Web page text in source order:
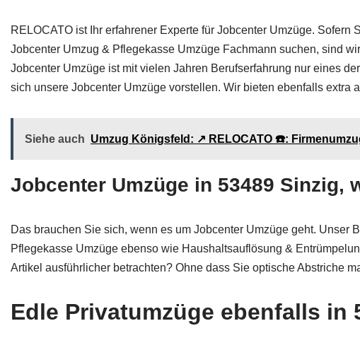
RELOCATO ist Ihr erfahrener Experte für Jobcenter Umzüge.
Jobcenter Umzug & Pflegekasse Umzüge Fachmann suchen, sind
Jobcenter Umzüge ist mit vielen Jahren Berufserfahrung nur eines
sich unsere Jobcenter Umzüge vorstellen. Wir bieten ebenfalls extra
Siehe auch Umzug Königsfeld: ↗️ RELOCATO ☎️:
Jobcenter Umzüge in 53489 Sinzig,
Das brauchen Sie sich, wenn es um Jobcenter Umzüge geht. Unser
Pflegekasse Umzüge ebenso wie Haushaltsauflösung &
Artikel ausführlicher betrachten? Ohne dass Sie optische Abstriche
Edle Privatumzüge ebenfalls in